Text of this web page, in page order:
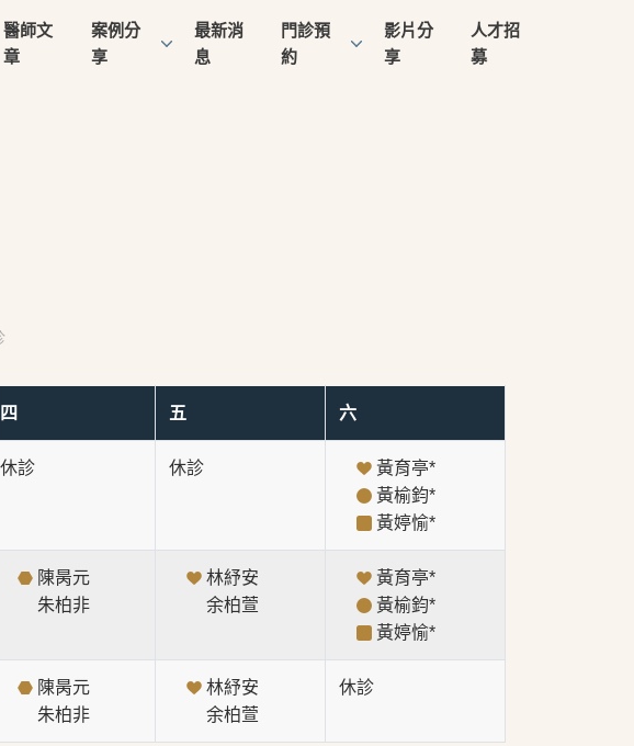
醫師文
章
案例分
享
最新消
息
門診預
約
影片分
享
人才招
募
四 五 六
休診 休診
黃育亭*
黃榆鈞*
黃婷愉*
陳昺元
朱柏非
林紓安
余柏萱
黃育亭*
黃榆鈞*
黃婷愉*
陳昺元
朱柏非
林紓安
余柏萱
休診